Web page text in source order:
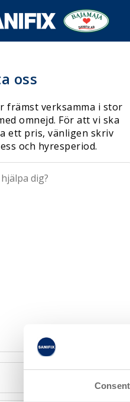
Consent
oss
främst verksamma i stor
omnejd. För att vi ska
ett pris, vänligen skriv
och hyresperiod.